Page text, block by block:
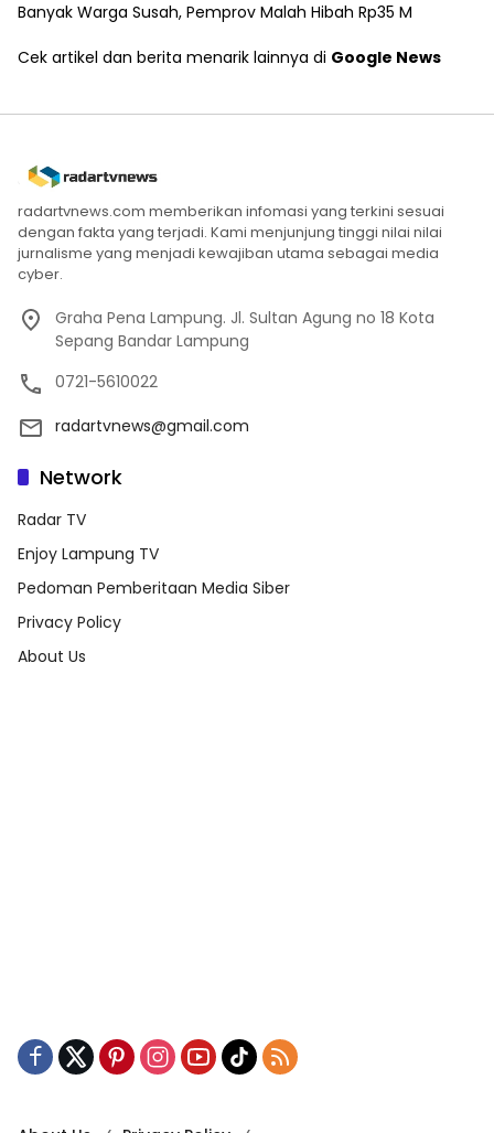
Banyak Warga Susah, Pemprov Malah Hibah Rp35 M
Cek artikel dan berita menarik lainnya di Google News
radartvnews.com memberikan infomasi yang terkini sesuai
dengan fakta yang terjadi. Kami menjunjung tinggi nilai nilai
jurnalisme yang menjadi kewajiban utama sebagai media
cyber.
Graha Pena Lampung. Jl. Sultan Agung no 18 Kota
Sepang Bandar Lampung
0721-5610022
radartvnews@gmail.com
Network
Radar TV
Enjoy Lampung TV
Pedoman Pemberitaan Media Siber
Privacy Policy
About Us